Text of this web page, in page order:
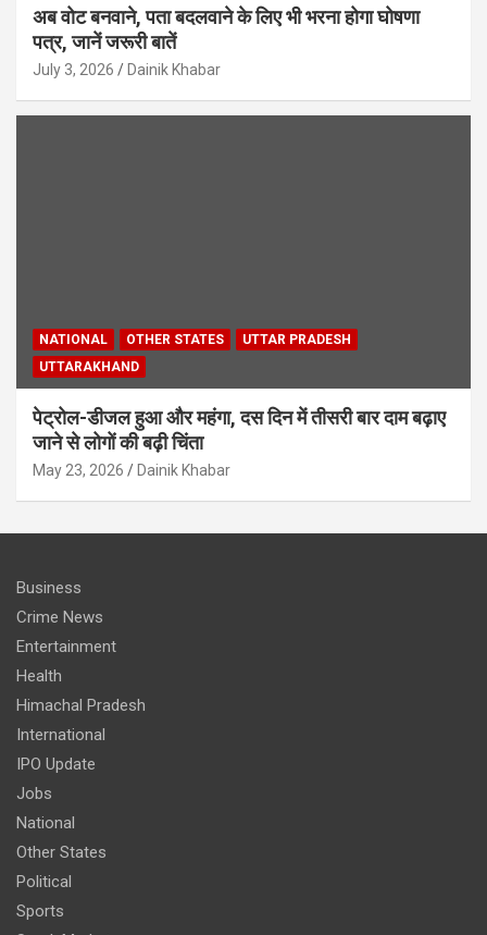
अब वोट बनवाने, पता बदलवाने के लिए भी भरना होगा घोषणा
पत्र, जानें जरूरी बातें
July 3, 2026 Dainik Khabar
NATIONAL OTHER STATES
UTTAR PRADESH
UTTARAKHAND
पेट्रोल-डीजल हुआ और महंगा, दस दिन में तीसरी बार दाम बढ़ाए
जाने से लोगों की बढ़ी चिंता
May 23, 2026 Dainik Khabar
Business
Crime News
Entertainment
Health
Himachal Pradesh
International
IPO Update
Jobs
National
Other States
Political
Sports